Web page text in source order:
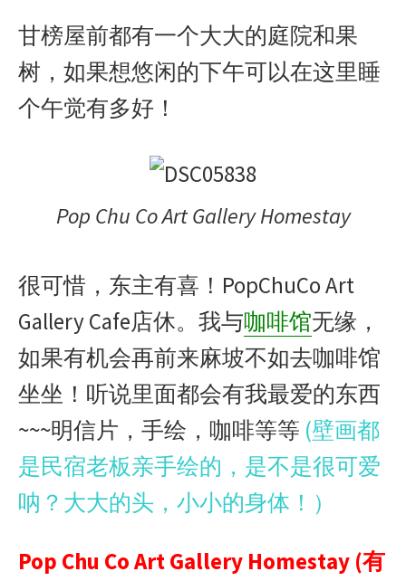
甘榜屋前都有一个大大的庭院和果
树，如果想悠闲的下午可以在这里睡
个午觉有多好！
Pop Chu Co Art Gallery Homestay
很可惜，东主有喜！PopChuCo Art
Gallery Cafe店休。我与咖啡馆无缘，
如果有机会再前来麻坡不如去咖啡馆
坐坐！听说里面都会有我最爱的东西
~~~明信片，手绘，咖啡等等 (壁画都
是民宿老板亲手绘的，是不是很可爱
呐？大大的头，小小的身体！）
Pop Chu Co Art Gallery Homestay (有